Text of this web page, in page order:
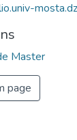
Master
page